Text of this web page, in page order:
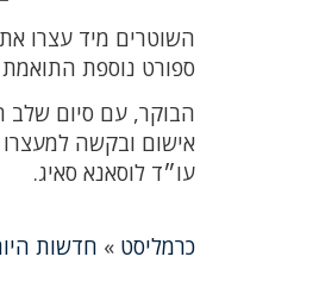
השוטרים מיד עצרו
ספורט נוספת
הבוקר, עם סיום שלב
עו״ד לוסאנא סאיג.
כרמליסט » חדשות